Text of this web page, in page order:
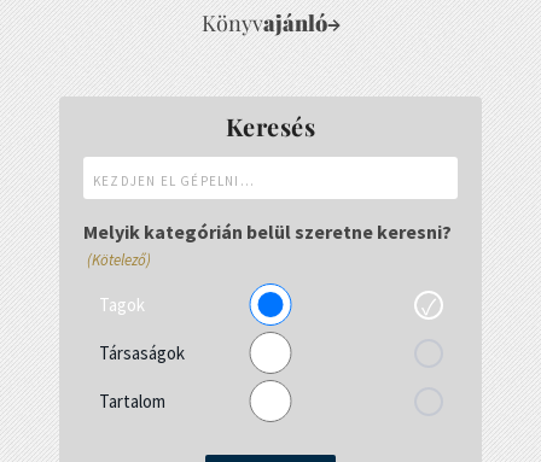
Könyvajánló→
Keresés
el
gépelni...
Melyik kategórián belül szeretne keresni?
(Kötelező)
Tagok
Társaságok
Tartalom